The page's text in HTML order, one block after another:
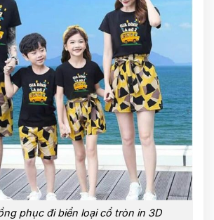
phục đi biển loại cổ tròn in 3D